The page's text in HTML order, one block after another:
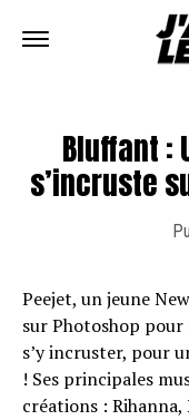
Bluffant :
s’incruste
Peejet, un jeune
sur Photoshop
s’y incruster, pour
! Ses principales
créations : Rihanna,